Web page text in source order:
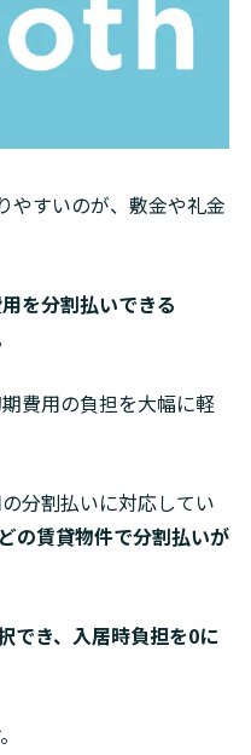
やすいのが、敷金や礼金
を分割払いできる
費用の負担を大幅に軽
分割払いに対応してい
の賃貸物件で分割払いが
でき、入居時負担を0に